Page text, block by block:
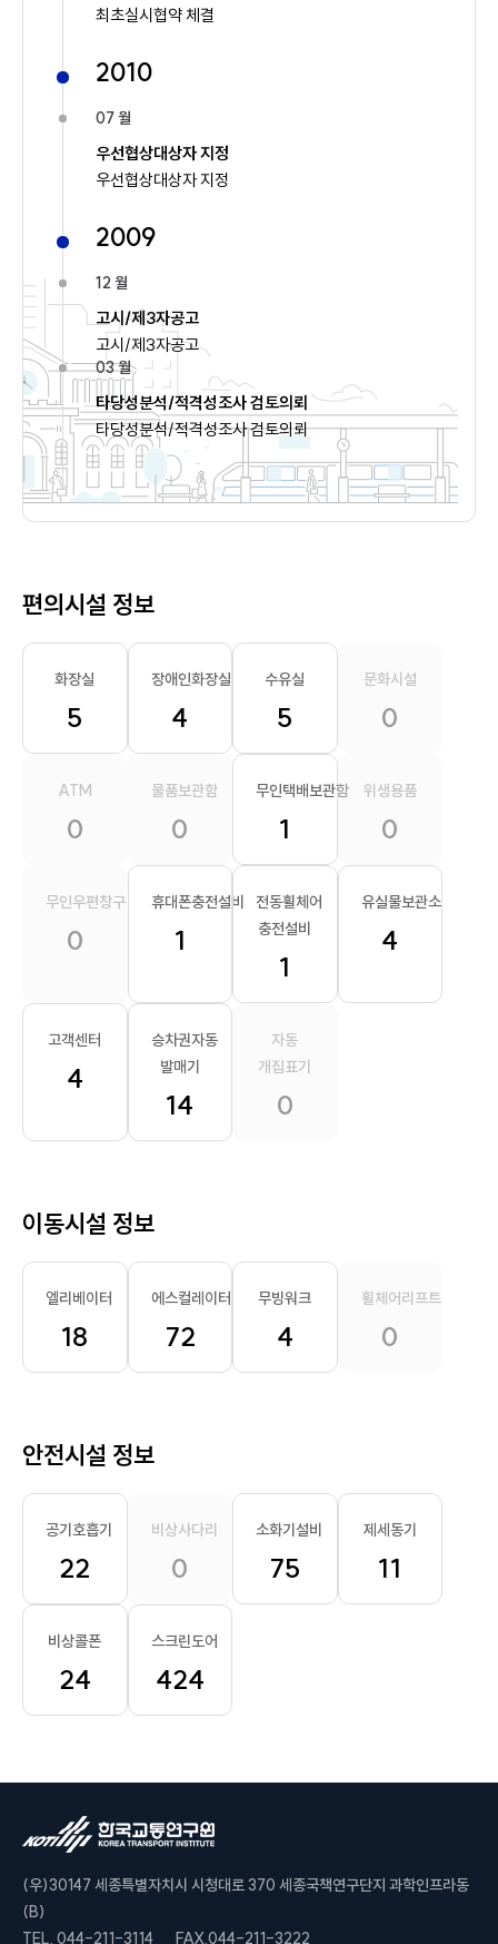
최초실시협약 체결
2010
07 월
우선협상대상자 지정
우선협상대상자 지정
2009
12 월
고시/제3자공고
고시/제3자공고
03 월
타당성분석/적격성조사 검토의뢰
타당성분석/적격성조사 검토의뢰
편의시설 정보
화장실
5
장애인화장실
4
수유실
5
문화시설
0
ATM
0
물품보관함
0
무인택배보관함
1
위생용품
0
무인우편창구
0
휴대폰충전설비
1
전동휠체어
충전설비
1
유실물보관소
4
고객센터
4
승차권자동
발매기
14
자동
개집표기
0
이동시설 정보
엘리베이터
18
에스컬레이터
72
무빙워크
4
휠체어리프트
0
안전시설 정보
공기호흡기
22
비상사다리
0
소화기설비
75
제세동기
11
비상콜폰
24
스크린도어
424
(우)30147 세종특별자치시 시청대로 370 세종국책연구단지 과학인프라동
(B)
TEL. 044-211-3114
FAX.044-211-3222